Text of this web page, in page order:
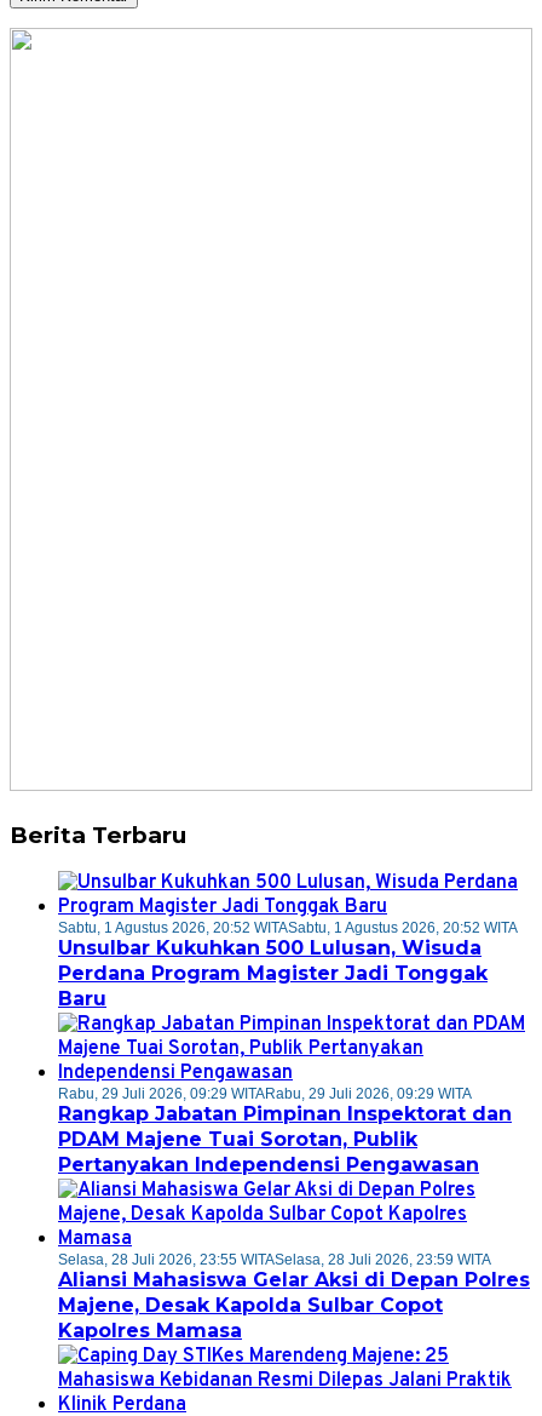
Berita Terbaru
Sabtu, 1 Agustus 2026, 20:52 WITASabtu, 1 Agustus 2026, 20:52 WITA
Unsulbar Kukuhkan 500 Lulusan, Wisuda
Perdana Program Magister Jadi Tonggak
Baru
Rabu, 29 Juli 2026, 09:29 WITARabu, 29 Juli 2026, 09:29 WITA
Rangkap Jabatan Pimpinan Inspektorat dan
PDAM Majene Tuai Sorotan, Publik
Pertanyakan Independensi Pengawasan
Selasa, 28 Juli 2026, 23:55 WITASelasa, 28 Juli 2026, 23:59 WITA
Aliansi Mahasiswa Gelar Aksi di Depan Polres
Majene, Desak Kapolda Sulbar Copot
Kapolres Mamasa